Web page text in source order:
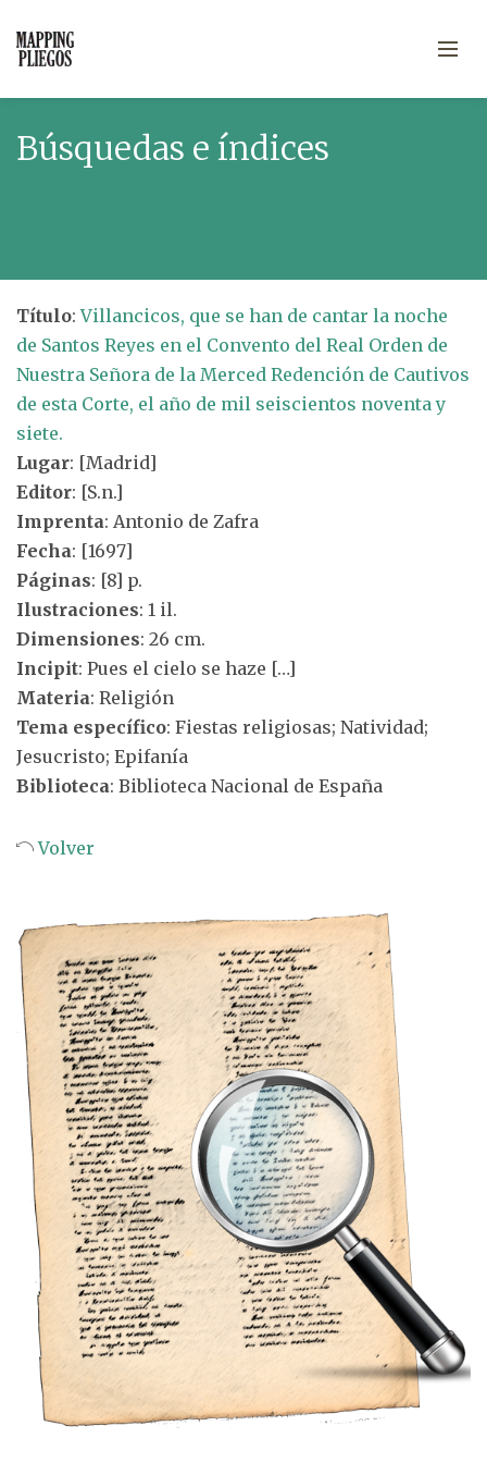
Búsquedas e índices
Título:Villancicos, que se han de cantar la noche
de Santos Reyes en el Convento del Real Orden de
Nuestra Señora de la Merced Redención de Cautivos
de esta Corte, el año de mil seiscientos noventa y
siete.
Lugar: [Madrid]
Editor: [S.n.]
Imprenta: Antonio de Zafra
Fecha: [1697]
Páginas: [8] p.
Ilustraciones: 1 il.
Dimensiones: 26 cm.
Incipit: Pues el cielo se haze […]
Materia: Religión
Tema específico: Fiestas religiosas; Natividad;
Jesucristo; Epifanía
Biblioteca: Biblioteca Nacional de España
Volver